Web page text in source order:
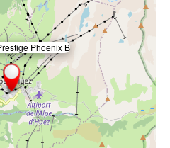
Phoenix B
×